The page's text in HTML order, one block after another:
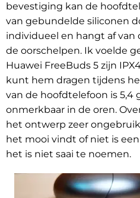
bevestiging kan de
van gebundelde siliconen
individueel en hangt af van
de oorschelpen. Ik voelde
Huawei FreeBuds 5 zijn
kunt hem dragen tijdens
van de hoofdtelefoon is 5,4
onmerkbaar in de oren.
het ontwerp zeer
het mooi vindt of niet is
het is niet saai te noemen.